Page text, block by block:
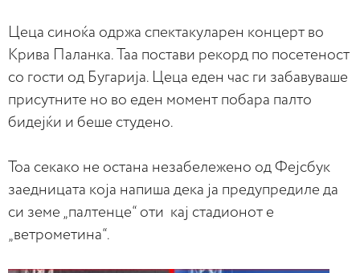
Цеца синоќа одржа спектакуларен концерт во
Крива Паланка. Таа постави рекорд по посетеност
со гости од Бугарија. Цеца еден час ги забавуваше
присутните но во еден момент побара палто
бидејќи и беше студено.
Тоа секако не остана незабележено од Фејсбук
заедницата која напиша дека ја предупредиле да
си земе „палтенце“ оти кај стадионот е
„ветрометина“.